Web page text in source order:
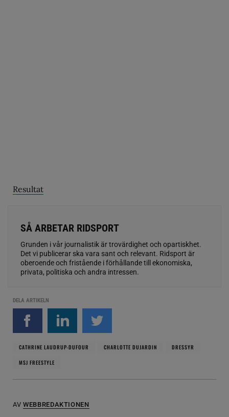
Resultat
SÅ ARBETAR RIDSPORT
Grunden i vår journalistik är trovärdighet och opartiskhet.
Det vi publicerar ska vara sant och relevant. Ridsport är
oberoende och fristående i förhållande till ekonomiska,
privata, politiska och andra intressen.
DELA ARTIKELN
CATHRINE LAUDRUP-DUFOUR CHARLOTTE DUJARDIN
DRESSYR
MSJ FREESTYLE
AV WEBBREDAKTIONEN